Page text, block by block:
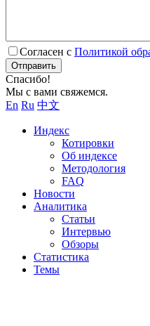
Согласен с Политикой
Отправить
Спасибо!
Мы с вами свяжемся.
En Ru 中文
Индекс
Котировки
Об индексе
Методология
FAQ
Новости
Аналитика
Статьи
Интервью
Обзоры
Статистика
Темы